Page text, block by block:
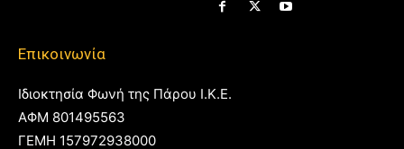
Επικοινωνία
Ιδιοκτησία Φωνή της Πάρου Ι.Κ.Ε.
ΑΦΜ 801495563
ΓΕΜΗ 157972938000